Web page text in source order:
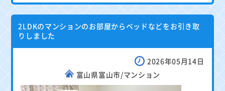
2LDKのマンションのお部屋からベッドなどをお引き取
りしました
2026年05月14日
富山県富山市/マンション